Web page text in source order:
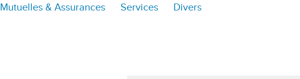
Mutuelles & Assurances Services Divers